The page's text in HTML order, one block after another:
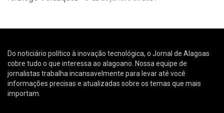
Do noticiário político à inovação tecnológica, o Jornal de Alagoas
cobre tudo o que interessa ao alagoano. Nossa equipe de
jornalistas trabalha incansavelmente para levar até você
informações precisas e atualizadas sobre os temas que mais
importam.